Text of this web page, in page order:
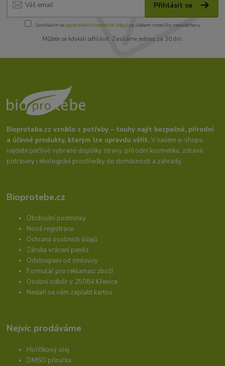
Přihlásit se
Souhlasím se zpracováním osobních údajůza účelem rozesílky newsletteru.
Můžete se kdykoli odhlásit. Zasíláme jednou za 30 dní.
Bioprotebe.cz vzniklo z potřeby – touhy najít bezpečné, přírodní
a účinné produkty, kterým lze opravdu věřit.V našem e-shopu
najdete pečlivě vybrané doplňky stravy, přírodní kosmetiku, zdravé
potraviny i ekologické prostředky do domácnosti a zahrady.
Bioprotebe.cz
Obchodní podmínky
Nová registrace
Ochrana osobních údajů
Záruka vrácení peněz
Odstoupení od smlouvy
Formulář pro reklamaci zboží
Osobní odběr v 25084 Křenice
Nedaří se vám zaplatit kartou
Nejvíc prodáváme
Hořčíkový olej
DMSO příručka